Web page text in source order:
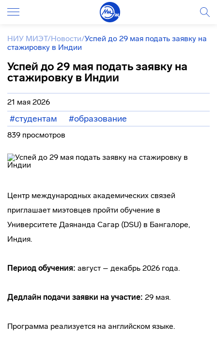
НИУ МИЭТ/Новости/Успей до 29 мая подать заявку на
стажировку в Индии
Успей до 29 мая подать заявку на
стажировку в Индии
21 мая 2026
#студентам #образование
839 просмотров
Центр международных академических связей
приглашает миэтовцев пройти обучение в
Университете Даянанда Сагар (DSU) в Бангалоре,
Индия.
Период обучения: август – декабрь 2026 года.
Дедлайн подачи заявки на участие: 29 мая.
Программа реализуется на английском языке.